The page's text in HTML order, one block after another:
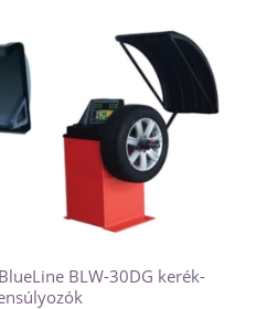
BLW-30DG kerék-